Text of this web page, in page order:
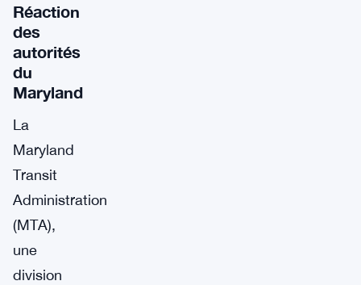
Réaction
des
autorités
du
Maryland
La
Maryland
Transit
Administration
(MTA),
une
division